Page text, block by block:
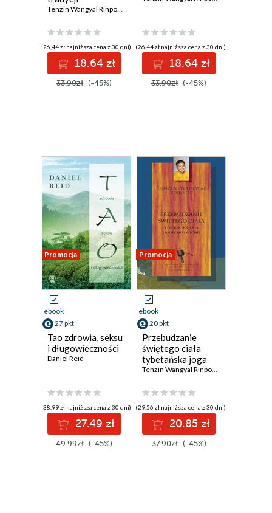
tybetańskiej
Tenzin Wangyal Rinpoche
(26,44 zł najniższa cena z 30 dni)
18.64 zł
33.90zł (-45%)
(26,44 zł najniższa cena z 30 dni)
18.64 zł
33.90zł (-45%)
Promocja
ebook
27 pkt
Tao zdrowia, seksu
i długowieczności
Daniel Reid
(38,99 zł najniższa cena z 30 dni)
27.49 zł
49.99zł (-45%)
Promocja
ebook
20 pkt
Przebudzanie
świętego ciała
tybetańska joga
oddechu i ruchu
Tenzin Wangyal Rinpoche
(29,56 zł najniższa cena z 30 dni)
20.85 zł
37.90zł (-45%)